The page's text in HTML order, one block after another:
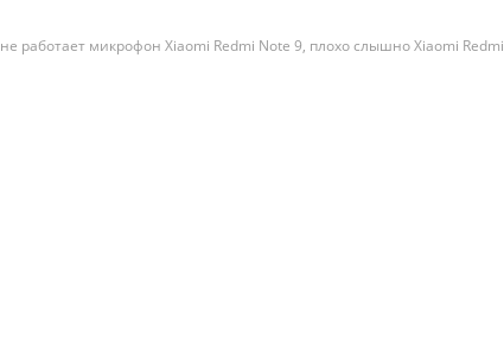
не работает микрофон Xiaomi Redmi Note 9, плохо слышно Xiaomi Redmi